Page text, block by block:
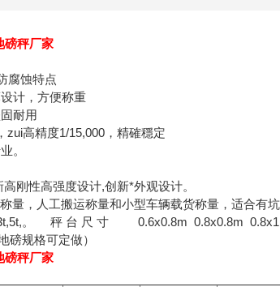
磅秤厂家
腐蚀特点
计，方便称重
耐用
zui高精度1/15,000，精確穩定
。
刚性高强度设计,创新*外观设计。
量，人工搬运称量和小型车辆载货称量，适合有坑
秤 台 尺 寸 0.6x0.8m 0.8x0.8m 0.8x1m
规格可定做）
磅秤厂家